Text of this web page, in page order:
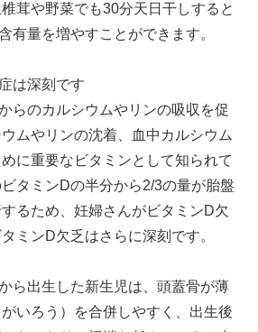
茸や野菜でも30分天日干しすると
有量を増やすことができます。
は深刻です
らのカルシウムやリンの吸収を促
ムやリンの沈着、血中カルシウム
に重要なビタミンとして知られて
タミンDの半分から2/3の量が胎盤
るため、妊婦さんがビタミンD欠
ミンD欠乏はさらに深刻です。
ら出生した新生児は、頭蓋骨が薄
いろう）を合併しやすく、出生後